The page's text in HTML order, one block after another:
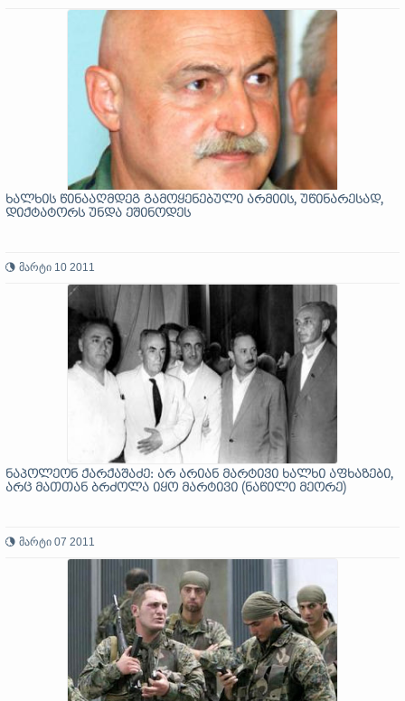
ხალხის წინააღმდეგ გამოყენებული არმიის, უწინარესად,
დიქტატორს უნდა ეშინოდეს
მარტი 10 2011
ნაპოლეონ ქარქაშაძე: არ არიან მარტივი ხალხი აფხაზები,
არც მათთან ბრძოლა იყო მარტივი (ნაწილი მეორე)
მარტი 07 2011